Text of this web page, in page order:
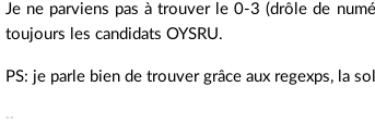
Je ne parviens pas à trouver le 0-3 (drôle de
toujours les candidats OYSRU.
PS: je parle bien de trouver grâce aux regexps, la